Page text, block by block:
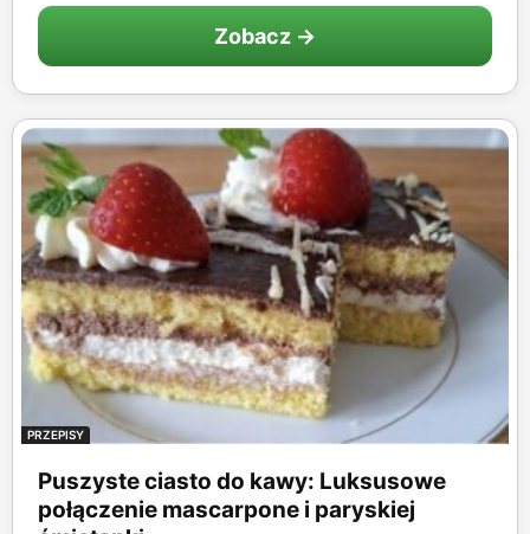
Zobacz →
PRZEPISY
Puszyste ciasto do kawy: Luksusowe
połączenie mascarpone i paryskiej